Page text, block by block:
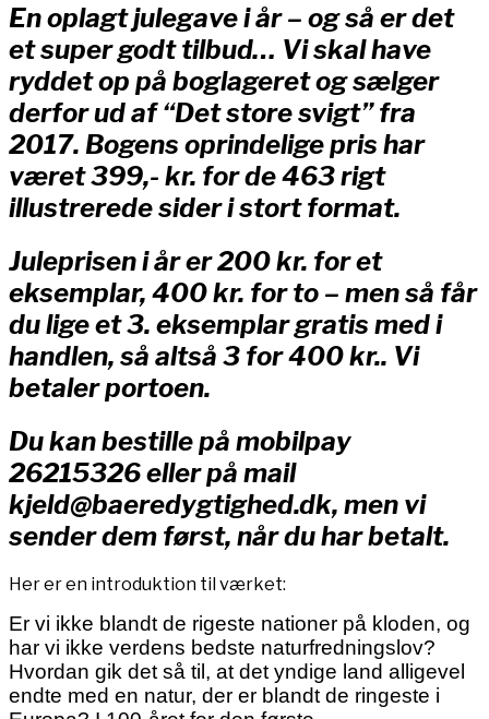
En oplagt julegave i år – og så er det
et super godt tilbud… Vi skal have
ryddet op på boglageret og sælger
derfor ud af “Det store svigt” fra
2017. Bogens oprindelige pris har
været 399,- kr. for de 463 rigt
illustrerede sider i stort format.
Juleprisen i år er 200 kr. for et
eksemplar, 400 kr. for to – men så får
du lige et 3. eksemplar gratis med i
handlen, så altså 3 for 400 kr.. Vi
betaler portoen.
Du kan bestille på mobilpay
26215326 eller på mail
kjeld@baeredygtighed.dk, men vi
sender dem først, når du har betalt.
Her er en introduktion til værket:
Er vi ikke blandt de rigeste nationer på kloden, og
har vi ikke verdens bedste naturfredningslov?
Hvordan gik det så til, at det yndige land alligevel
endte med en natur, der er blandt de ringeste i